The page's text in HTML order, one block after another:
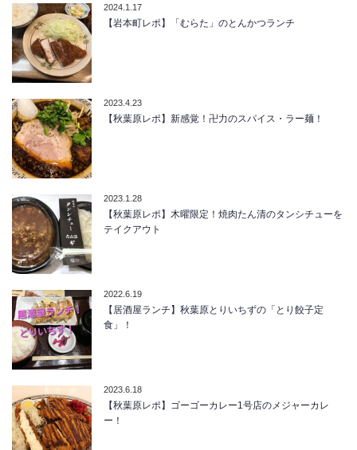
2024.1.17
【岩本町レポ】「むらた」のとんかつランチ
2023.4.23
【秋葉原レポ】新感覚！卍力のスパイス・ラー麺！
2023.1.28
【秋葉原レポ】木曜限定！焼肉たん清のタンシチューを
テイクアウト
2022.6.19
【居酒屋ランチ】秋葉原とりいちずの「とり餃子定
食」！
2023.6.18
【秋葉原レポ】ゴーゴーカレー1号店のメジャーカレ
ー！